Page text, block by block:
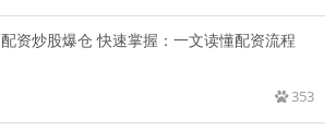
配资炒股爆仓 快速掌握：一文读懂配资流程
353